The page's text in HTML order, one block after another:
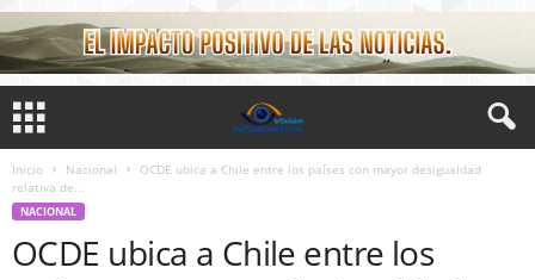
Inicio Nacional
OCDE ubica a Chile entre los países con mayor desigualdad
relativa de...
NACIONAL
OCDE ubica a Chile entre los